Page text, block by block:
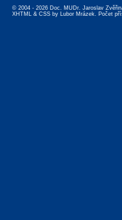
© 2004 - 2026 Doc. MUDr. Jaroslav
XHTML & CSS by Lubor Mrázek. Počet